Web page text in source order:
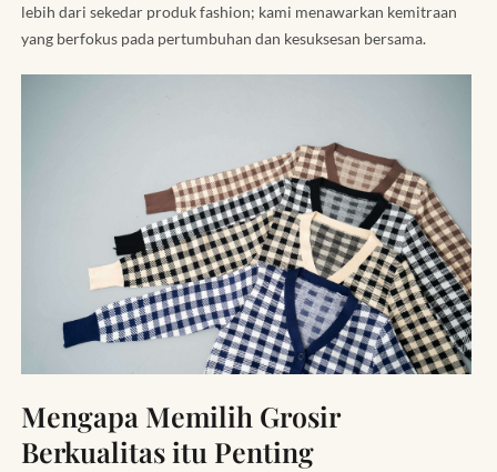
lebih dari sekedar produk fashion; kami menawarkan kemitraan
yang berfokus pada pertumbuhan dan kesuksesan bersama.
Mengapa Memilih Grosir
Berkualitas itu Penting